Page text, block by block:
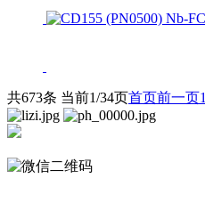
共673条 当前1/34页首页前一页1